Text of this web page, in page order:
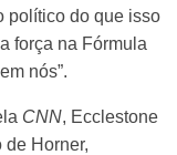
político do que isso
força na Fórmula
nós”.
CNN, Ecclestone
de Horner,